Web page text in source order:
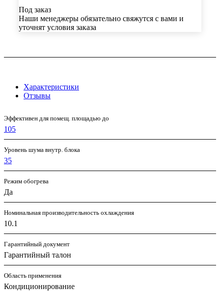
Под заказ
Наши менеджеры обязательно свяжутся с вами и
уточнят условия заказа
Характеристики
Отзывы
Эффективен для помещ. площадью до
105
Уровень шума внутр. блока
35
Режим обогрева
Да
Номинальная производительность охлаждения
10.1
Гарантийный документ
Гарантийный талон
Область применения
Кондиционирование